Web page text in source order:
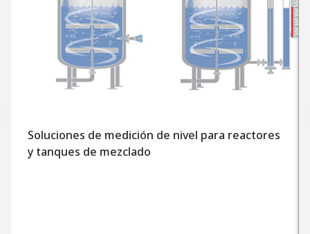
Soluciones de medición de nivel para reactores
y tanques de mezclado